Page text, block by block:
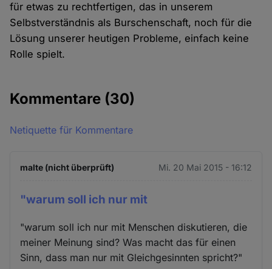
für etwas zu rechtfertigen, das in unserem
Selbstverständnis als Burschenschaft, noch für die
Lösung unserer heutigen Probleme, einfach keine
Rolle spielt.
Kommentare (30)
Netiquette für Kommentare
malte (nicht überprüft) Mi. 20 Mai 2015 - 16:12
"warum soll ich nur mit
"warum soll ich nur mit Menschen diskutieren, die
meiner Meinung sind? Was macht das für einen
Sinn, dass man nur mit Gleichgesinnten spricht?"